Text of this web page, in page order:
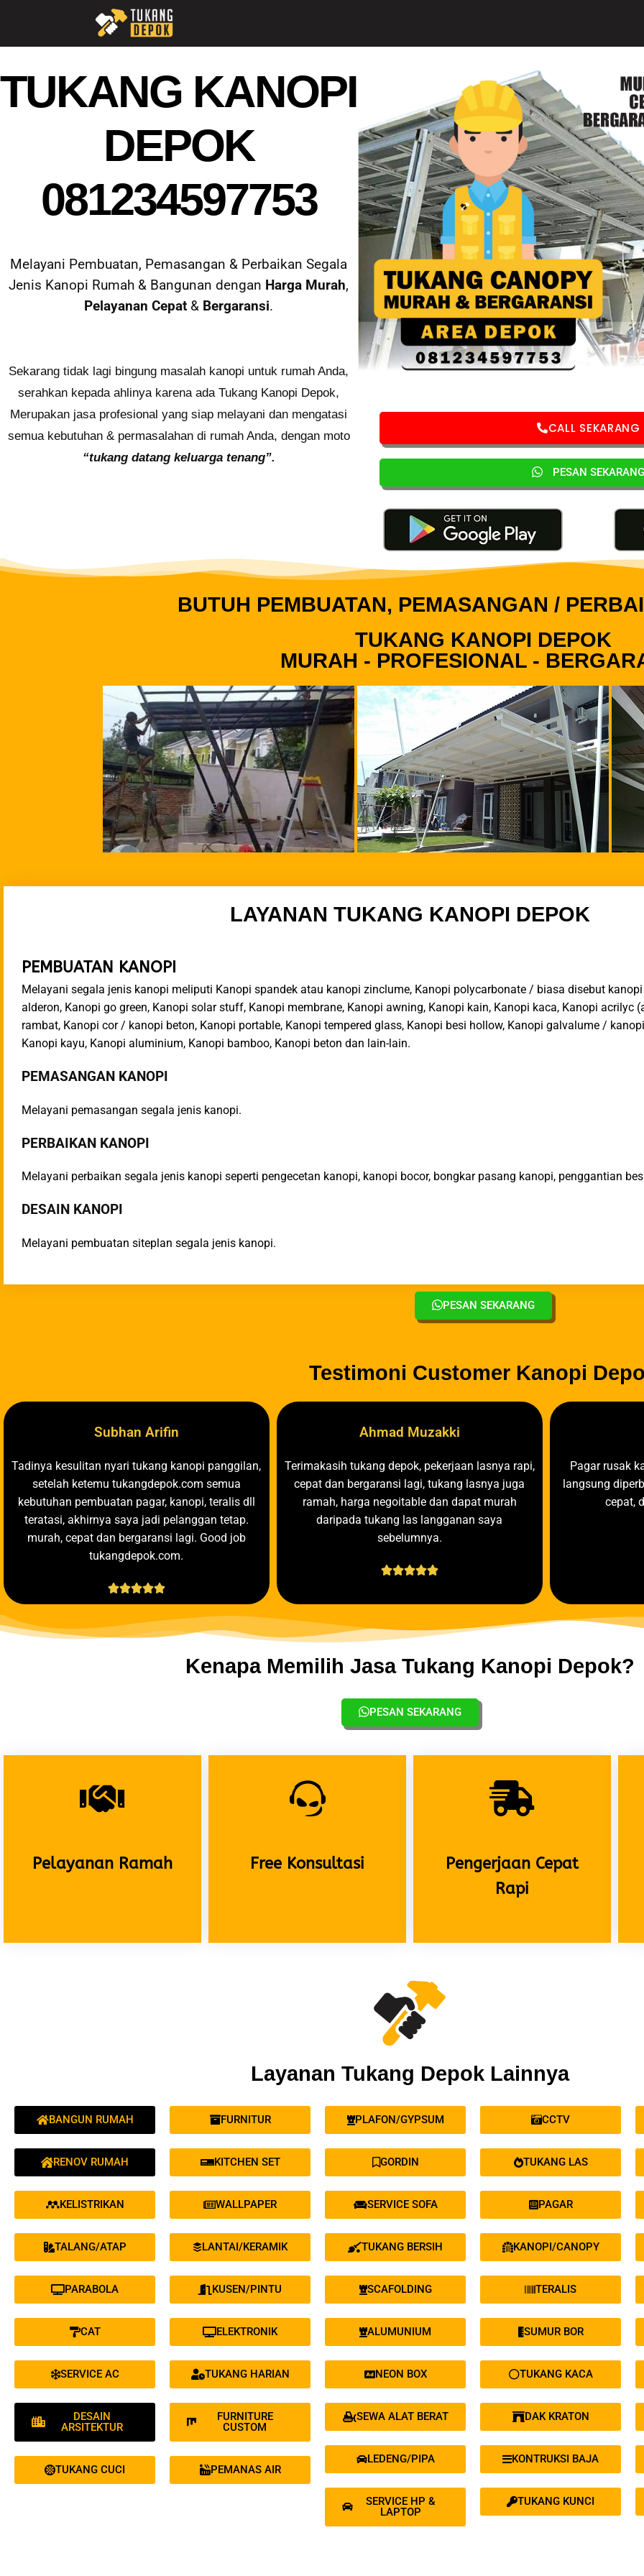
TUKANG KANOPI
DEPOK
081234597753
Melayani Pembuatan, Pemasangan & Perbaikan Segala
Jenis Kanopi Rumah & Bangunan dengan Harga Murah,
Pelayanan Cepat & Bergaransi.
Sekarang tidak lagi bingung masalah kanopi untuk rumah Anda,
serahkan kepada ahlinya karena ada Tukang Kanopi Depok,
Merupakan jasa profesional yang siap melayani dan mengatasi
semua kebutuhan & permasalahan di rumah Anda, dengan moto
“tukang datang keluarga tenang”.
CALL SEKARANG
PESAN
BUTUH PEMBUATAN, PEMASANGAN /
TUKANG KANOPI DEPOK
MURAH - PROFESIONAL -
LAYANAN TUKANG KANOPI DEPOK
PEMBUATAN KANOPI
Melayani segala jenis kanopi meliputi Kanopi spandek atau kanopi zinclume, Kanopi polycarbonate / biasa disebut
alderon, Kanopi go green, Kanopi solar stuff, Kanopi membrane, Kanopi awning, Kanopi kain, Kanopi kaca, Kanopi acrilyc
rambat, Kanopi cor / kanopi beton, Kanopi portable, Kanopi tempered glass, Kanopi besi hollow, Kanopi galvalume /
Kanopi kayu, Kanopi aluminium, Kanopi bamboo, Kanopi beton dan lain-lain.
PEMASANGAN KANOPI​
Melayani pemasangan segala jenis kanopi.​
PERBAIKAN KANOPI​
Melayani perbaikan segala jenis kanopi seperti pengecetan kanopi, kanopi bocor, bongkar pasang kanopi, penggantian
DESAIN KANOPI​
Melayani pembuatan siteplan segala jenis kanopi.
PESAN SEKARANG
Testimoni Customer Kanopi
Subhan Arifin
Tadinya kesulitan nyari tukang kanopi panggilan,
setelah ketemu tukangdepok.com semua
kebutuhan pembuatan pagar, kanopi, teralis dll
teratasi, akhirnya saya jadi pelanggan tetap.
murah, cepat dan bergaransi lagi. Good job
tukangdepok.com.

Ahmad Muzakki
Terimakasih tukang depok, pekerjaan lasnya rapi,
cepat dan bergaransi lagi, tukang lasnya juga
ramah, harga negoitable dan dapat murah
daripada tukang las langganan saya
sebelumnya.

Pagar rusak
langsung
cepat,
Kenapa Memilih Jasa Tukang Kanopi Depok?
PESAN SEKARANG
Pelayanan Ramah Free Konsultasi
Pengerjaan Cepat
Rapi
Layanan Tukang Depok Lainnya
BANGUN RUMAH
RENOV RUMAH
KELISTRIKAN
TALANG/ATAP
PARABOLA
CAT
SERVICE AC
DESAIN
ARSITEKTUR
TUKANG CUCI
FURNITUR
KITCHEN SET
WALLPAPER
LANTAI/KERAMIK
KUSEN/PINTU
ELEKTRONIK
TUKANG HARIAN
FURNITURE
CUSTOM
PEMANAS AIR
PLAFON/GYPSUM
GORDIN
SERVICE SOFA
TUKANG BERSIH
SCAFOLDING
ALUMUNIUM
NEON BOX
SEWA ALAT BERAT
LEDENG/PIPA
SERVICE HP &
LAPTOP
CCTV
TUKANG LAS
PAGAR
KANOPI/CANOPY
TERALIS
SUMUR BOR
TUKANG KACA
DAK KRATON
KONTRUKSI BAJA
TUKANG KUNCI